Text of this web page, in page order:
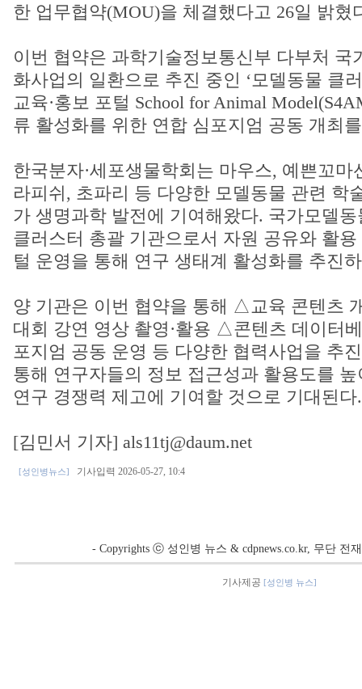
한 업무협약(MOU)을 체결했다고 26일 밝혔
이번 협약은 과학기술정보통신부 다부처 국
화사업의 일환으로 추진 중인 ‘모델동물 클
교육·홍보 포털 School for Animal
류 활성화를 위한 연합 심포지엄 공동 개최
한국분자·세포생물학회는 마우스, 예쁜꼬마
라피쉬, 초파리 등 다양한 모델동물 관련 학
가 생명과학 발전에 기여해왔다. 국가모델
클러스터 총괄 기관으로서 자원 공유와 활용
털 운영을 통해 연구 생태계 활성화를 추진
양 기관은 이번 협약을 통해 △교육 콘텐츠
대회 강연 영상 촬영·활용 △콘텐츠 데이터
포지엄 공동 운영 등 다양한 협력사업을 추
통해 연구자들의 정보 접근성과 활용도를
연구 경쟁력 제고에 기여할 것으로 기대된다.
[김민서 기자] als11tj@daum.net
[성인병뉴스] 기사입력 2026-05-27, 10:4
- Copyrights ⓒ 성인병 뉴스 & cdpnews.co.kr, 무단 전
기사제공 [성인병 뉴스]